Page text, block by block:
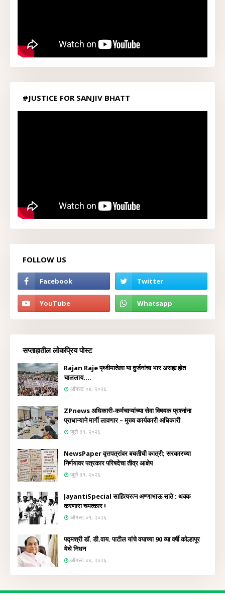
#JUSTICE FOR SANJIV BHATT
FOLLOW US
सप्ताहातील लोकप्रिय पोस्ट
Rajan Raje पृथ्वीमातेला या दुर्जनांचा भार असह्य होत
चाललाय....
ऑगस्ट ०४, २०२६
ZPnews अधिकारी-कर्मचाऱ्यांच्या सेवा विषयक प्रश्नांना
प्राधान्याने मार्गी लावणार – मुख्य कार्यकारी अधिकारी
जुलै ३१, २०२६
NewsPaper वृत्तपत्रांवर बचतीची कात्री; सरकारच्या
निर्णयावर पत्रकार परिषदेचा तीव्र आक्षेप
जुलै ३१, २०२६
JayantiSpecial साहित्यरत्न अण्णाभाऊ साठे : थक्क
करणारा चमत्कार !
ऑगस्ट ०१, २०२६
पद्मश्री डॉ. डी.वाय. पाटील यांचे वयाच्या 90 व्या वर्षी कोल्हापूर
येथे निधन
ऑगस्ट ०४, २०२६